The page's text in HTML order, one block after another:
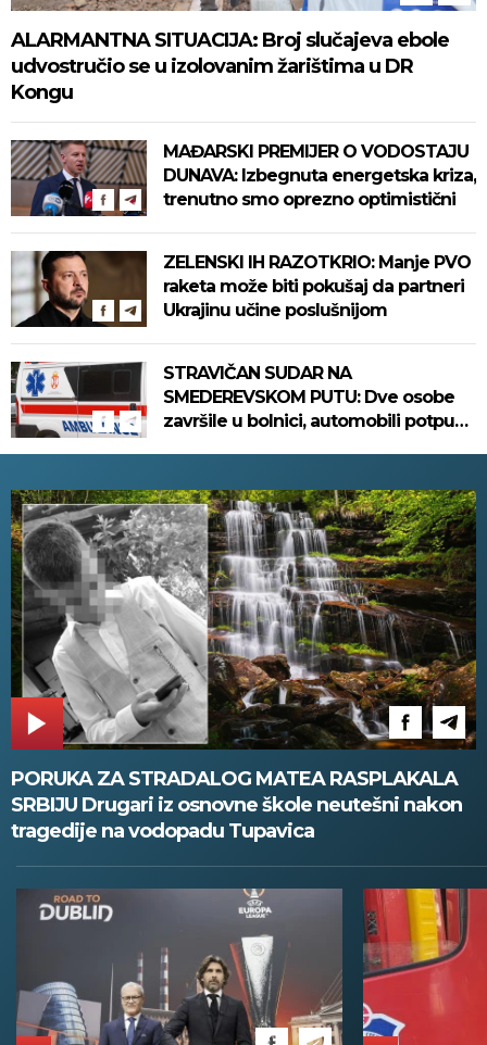
ALARMANTNA SITUACIJA: Broj slučajeva ebole
udvostručio se u izolovanim žarištima u DR
Kongu
MAĐARSKI PREMIJER O VODOSTAJU
DUNAVA: Izbegnuta energetska kriza,
trenutno smo oprezno optimistični
ZELENSKI IH RAZOTKRIO: Manje PVO
raketa može biti pokušaj da partneri
Ukrajinu učine poslušnijom
STRAVIČAN SUDAR NA
SMEDEREVSKOM PUTU: Dve osobe
završile u bolnici, automobili potpuno
PORUKA ZA STRADALOG MATEA RASPLAKALA
SRBIJU Drugari iz osnovne škole neutešni nakon
tragedije na vodopadu Tupavica